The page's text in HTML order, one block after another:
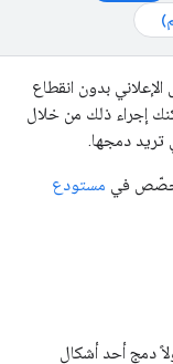
بدون انقطاع
ذلك من خلال
دمجها.
في مستودع
أحد أشكال